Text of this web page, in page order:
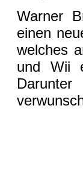
Warner
einen
welches
und Wii